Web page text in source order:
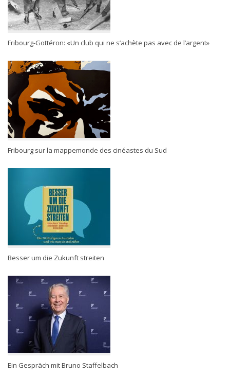
Fribourg-Gottéron: «Un club qui ne s’achète pas avec de l’argent»
Fribourg sur la mappemonde des cinéastes du Sud
Besser um die Zukunft streiten
Ein Gespräch mit Bruno Staffelbach